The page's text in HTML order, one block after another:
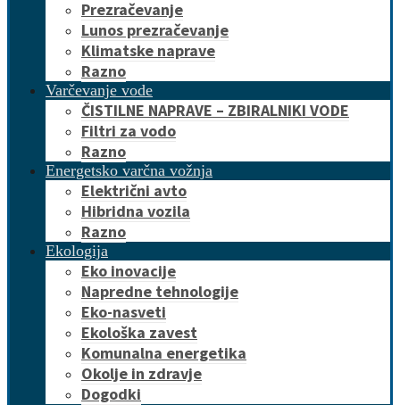
Prezračevanje
Lunos prezračevanje
Klimatske naprave
Razno
Varčevanje vode
ČISTILNE NAPRAVE – ZBIRALNIKI VODE
Filtri za vodo
Razno
Energetsko varčna vožnja
Električni avto
Hibridna vozila
Razno
Ekologija
Eko inovacije
Napredne tehnologije
Eko-nasveti
Ekološka zavest
Komunalna energetika
Okolje in zdravje
Dogodki